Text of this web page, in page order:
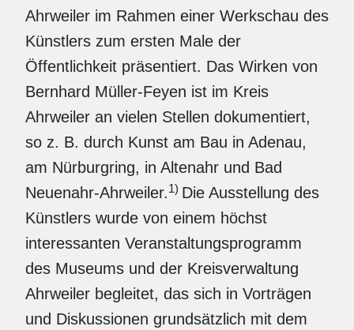
Ahrweiler im Rahmen einer Werkschau des
Künstlers zum ersten Male der
Öffentlichkeit präsentiert. Das Wirken von
Bernhard Müller-Feyen ist im Kreis
Ahrweiler an vielen Stellen dokumentiert,
so z. B. durch Kunst am Bau in Adenau,
am Nürburgring, in Altenahr und Bad
Neuenahr-Ahrweiler.1) Die Ausstellung des
Künstlers wurde von einem höchst
interessanten Veranstaltungsprogramm
des Museums und der Kreisverwaltung
Ahrweiler begleitet, das sich in Vorträgen
und Diskussionen grundsätzlich mit dem